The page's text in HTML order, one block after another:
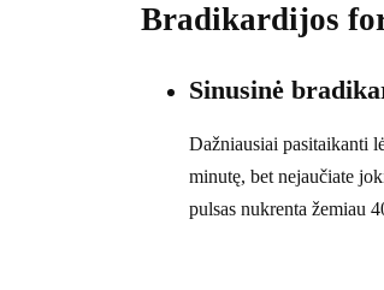
Bradikardijos
Sinusinė
Dažniausiai pasitaikanti
minutę, bet nejaučiate
pulsas nukrenta žemiau